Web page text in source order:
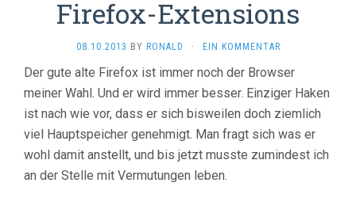
Firefox-Extensions
08.10.2013 BY RONALD · EIN KOMMENTAR
Der gute alte Firefox ist immer noch der Browser
meiner Wahl. Und er wird immer besser. Einziger Haken
ist nach wie vor, dass er sich bisweilen doch ziemlich
viel Hauptspeicher genehmigt. Man fragt sich was er
wohl damit anstellt, und bis jetzt musste zumindest ich
an der Stelle mit Vermutungen leben.